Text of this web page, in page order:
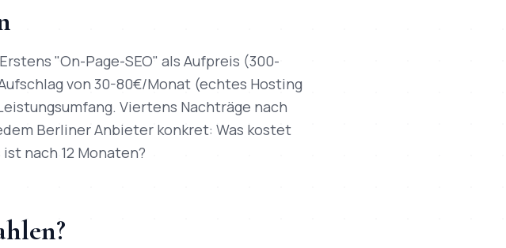
"On-Page-SEO" als Aufpreis (300-
von 30-80€/Monat (echtes Hosting
Viertens Nachträge nach
Berliner Anbieter konkret: Was kostet
nach 12 Monaten?